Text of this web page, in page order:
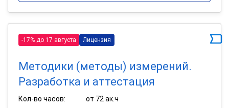
-17% до 17 августа Лицензия
Методики (методы) измерений.
Разработка и аттестация
Кол-во часов:
от 72 ак.ч